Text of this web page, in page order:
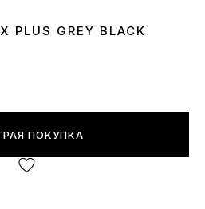
PLUS GREY BLACK
ПОКУПКА